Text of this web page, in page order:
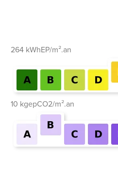
264 kWhEP/m².an
10 kgepCO2/m².an